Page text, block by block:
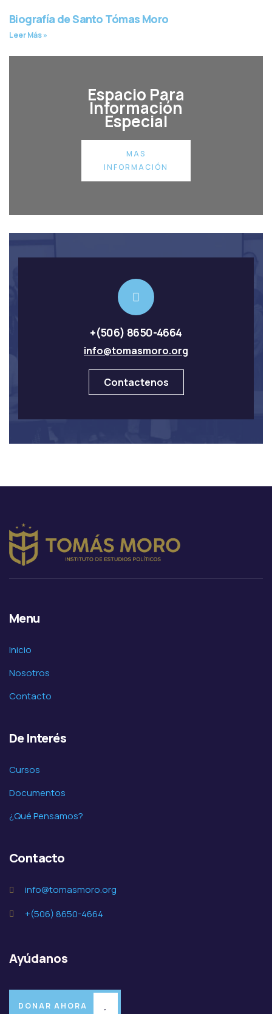
Biografía de Santo Tómas Moro
Leer Más »
Espacio Para
Información
Especial
MAS
INFORMACIÓN
+(506) 8650-4664
info@tomasmoro.org
Contactenos
Menu
Inicio
Nosotros
Contacto
De Interés
Cursos
Documentos
¿Qué Pensamos?
Contacto
info@tomasmoro.org
+(506) 8650-4664
Ayúdanos
DONAR AHORA